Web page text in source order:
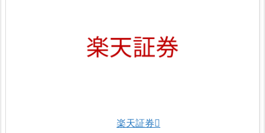
楽天証券